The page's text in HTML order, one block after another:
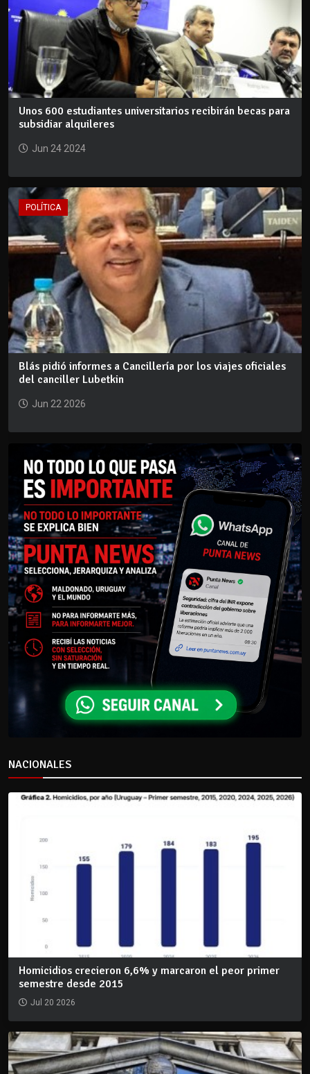
Unos 600 estudiantes universitarios recibirán becas para
subsidiar alquileres
Jun 24 2024
POLÍTICA
Blás pidió informes a Cancillería por los viajes oficiales
del canciller Lubetkin
Jun 22 2026
NACIONALES
Homicidios crecieron 6,6% y marcaron el peor primer
semestre desde 2015
Jul 20 2026